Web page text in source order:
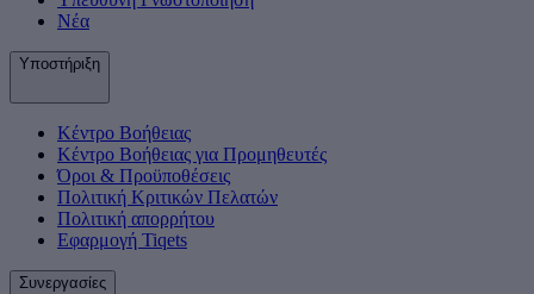
Νέα
Υποστήριξη
Κέντρο Βοήθειας
Κέντρο Βοήθειας για Προμηθευτές
Όροι & Προϋποθέσεις
Πολιτική Κριτικών Πελατών
Πολιτική απορρήτου
Εφαρμογή Tiqets
Συνεργασίες